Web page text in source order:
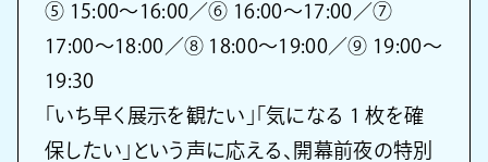
⑤ 15:00〜16:00／⑥ 16:00〜17:00／⑦
17:00〜18:00／⑧ 18:00〜19:00／⑨ 19:00〜
19:30
「いち早く展示を観たい」「気になる 1 枚を確
保したい」という声に応える、開幕前夜の特別